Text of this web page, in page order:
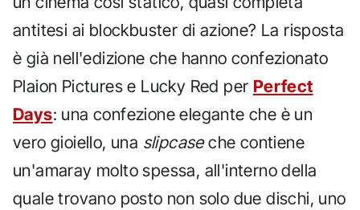
antitesi ai blockbuster di azione? La risposta
è già nell'edizione che hanno confezionato
Plaion Pictures e Lucky Red per Perfect
Days: una confezione elegante che è un
vero gioiello, una slipcaseche contiene
un'amaray molto spessa, all'interno della
quale trovano posto non solo due dischi, uno